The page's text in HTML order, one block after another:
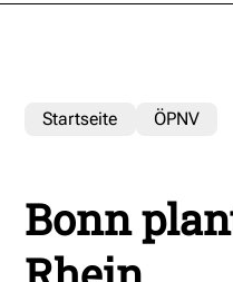
Startseite ÖPNV
Bonn